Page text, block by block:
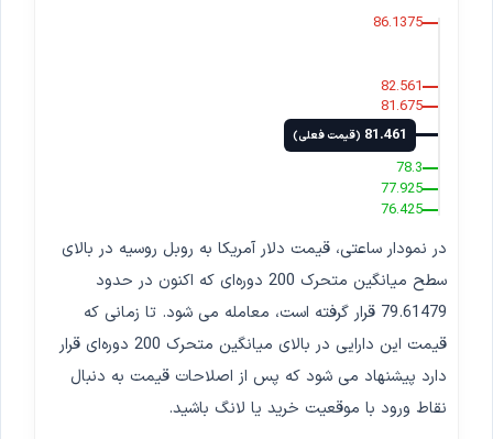
86.1375
82.561
81.675
81.461 (قیمت فعلی)
78.3
77.925
76.425
در نمودار ساعتی، قیمت دلار آمریکا به روبل روسیه در بالای
سطح میانگین متحرک 200 دوره‌ای که اکنون در حدود
79.61479 قرار گرفته است، معامله می شود. تا زمانی که
قیمت این دارایی در بالای میانگین متحرک 200 دوره‌ای قرار
دارد پیشنهاد می شود که پس از اصلاحات قیمت به دنبال
نقاط ورود با موقعیت خرید یا لانگ باشید.